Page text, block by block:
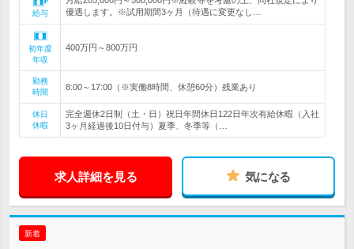
給与
優遇します。※試用期間3ヶ月（待遇に変更なし…
初年度
年収
400万円～800万円
勤務
時間
8:00～17:00（※実働8時間、休憩60分）残業あり
休日
休暇
完全週休2日制（土・日）祝日年間休日122日年次有給休暇（入社
3ヶ月経過後10日付与）夏季、冬季等（…
求人詳細を見る 気になる
新着